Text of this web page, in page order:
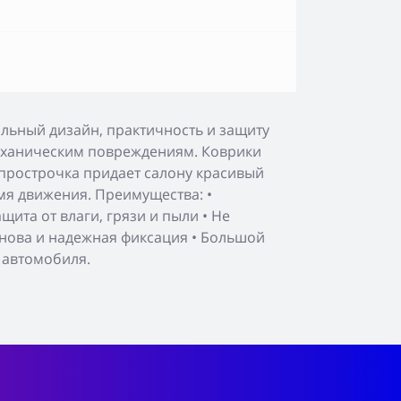
дизайн, практичность и защиту
повреждениям. Коврики
придает салону красивый
движения. Преимущества: •
от влаги, грязи и пыли • Не
и надежная фиксация • Большой